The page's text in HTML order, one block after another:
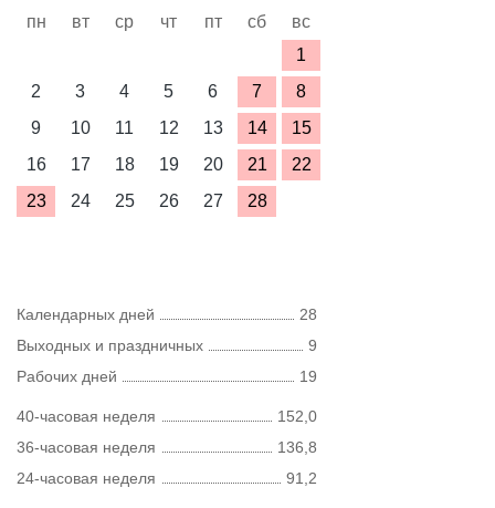
пн вт ср чт пт сб
вс
1
2
3 4 5 6 7
8
9
10 11 12 13 14
15
16
17 18 19 20 21
22
23
24 25 26 27 28
Календарных дней
28
Выходных и праздничных
9
Рабочих дней
19
40-часовая неделя
152,0
36-часовая неделя
136,8
24-часовая неделя
91,2